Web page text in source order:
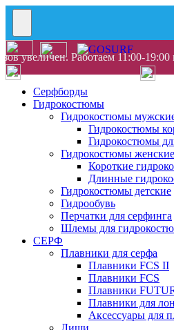
увеличен. Работаем 11:00-
Серфборды
Гидрокостюмы
Гидрокостюмы
Гидрокостюмы
Гидрокостюмы
Гидрокостюмы женские
Короткие
Длинные
Гидрокостюмы детские
Гидрообувь
Перчатки для серфинга
Шлемы для
СЕРФ
Плавники для серфа
Плавники FCS II
Плавники FCS
Плавники
Плавники для
Аксессуары для
Лиши